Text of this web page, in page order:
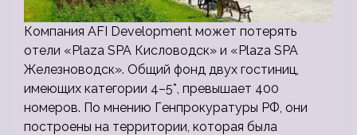
Компания AFI Development может потерять
отели «Plaza SPA Кисловодск» и «Plaza SPA
Железноводск». Общий фонд двух гостиниц,
имеющих категории 4–5*, превышает 400
номеров. По мнению Генпрокуратуры РФ, они
построены на территории, которая была